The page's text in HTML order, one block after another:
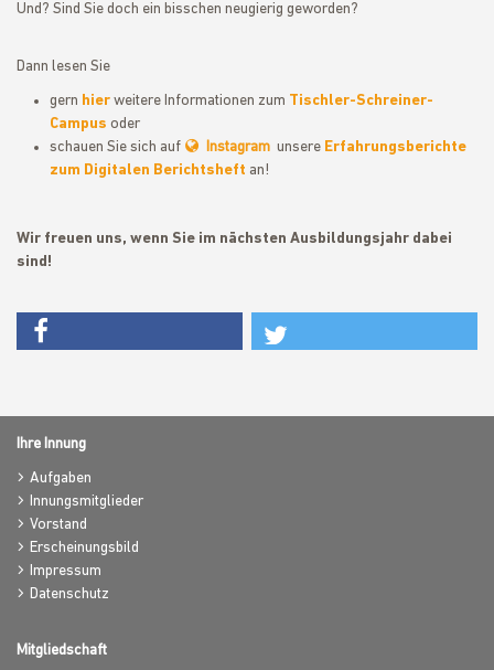
Und? Sind Sie doch ein bisschen neugierig geworden?
Dann lesen Sie
gern hier weitere Informationen zum Tischler-Schreiner-
Campus oder
schauen Sie sich auf
Instagram unsere Erfahrungsberichte
zum Digitalen Berichtsheft an!
Wir freuen uns, wenn Sie im nächsten Ausbildungsjahr dabei
sind!
Ihre Innung
Aufgaben
Innungsmitglieder
Vorstand
Erscheinungsbild
Impressum
Datenschutz
Mitgliedschaft